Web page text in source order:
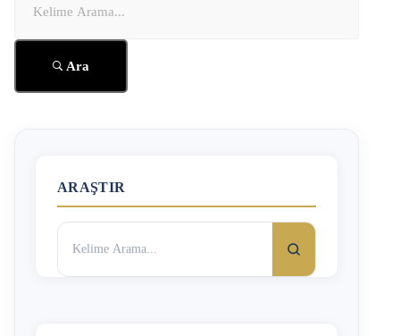
Ara
ARAŞTIR
Arama: